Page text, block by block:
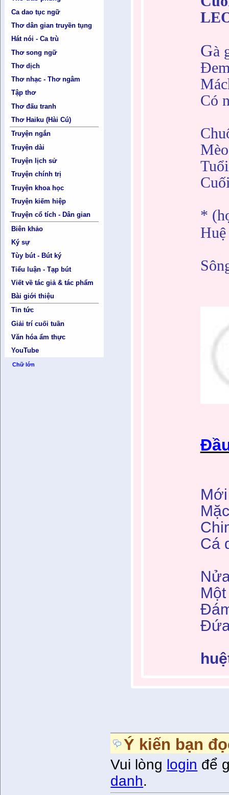
Ca dao tục ngữ
Thơ dân gian truyền tụng
Hát nói - Ca trù
Thơ song ngữ
Thơ dịch
Thơ nhạc - Thơ ngâm
Tập thơ
Thơ đấu tranh
Thơ Haiku (Hài Cú)
Truyện ngắn
Truyện dài
Truyện lịch sử
Truyện chính trị
Truyện khoa học
Truyện kiếm hiệp
Truyện cổ tích - Dân gian
Biên khảo
Ký sự
Tùy bút - Bút ký
Tiểu luận - Tạp bút
Viết về tác giả & tác phẩm
Bài giới thiệu
Tin tức
Giải trí cuối tuần
Văn hóa ẩm thực
YouTube
Chữ lớn
Gà
Có
*
M
Cá
Ý kiến bạn
Vui lòng login để
danh.